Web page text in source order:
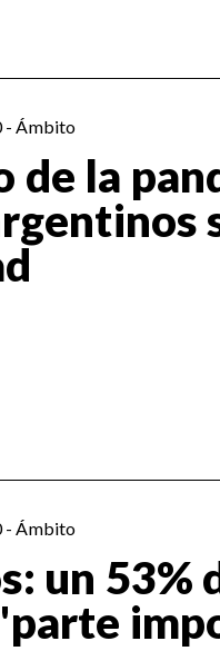
- Ámbito
de la
- Ámbito
un 53%